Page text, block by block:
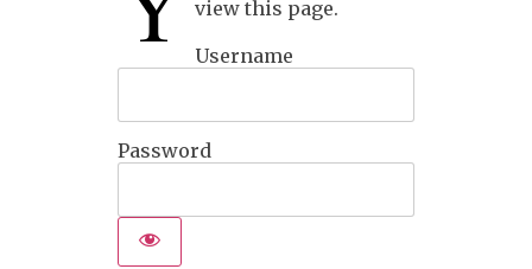
view this page.
Username
Password